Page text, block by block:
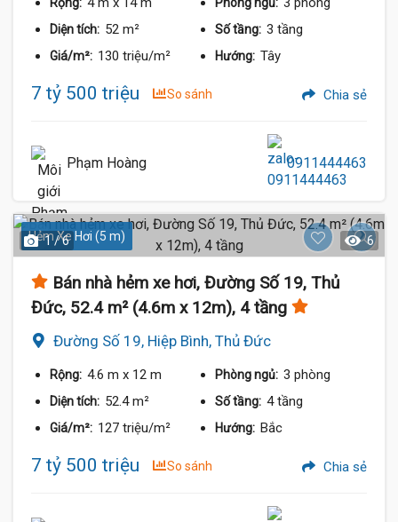
Diện tích: 52 m² Số tầng: 3 tầng
Giá/m²: 130 triệu/m² Hướng: Tây
7 tỷ 500 triệu So sánh Chia sẻ
Phạm Hoàng 0911444463
Hẻm Xe Hơi (5 m)
1 / 6 6
Bán nhà hẻm xe hơi, Đường Số 19, Thủ
Đức, 52.4 m² (4.6m x 12m), 4 tầng
Đường Số 19, Hiệp Bình, Thủ Đức
Rộng: 4.6 m x 12 m Phòng ngủ: 3 phòng
Diện tích: 52.4 m² Số tầng: 4 tầng
Giá/m²: 127 triệu/m² Hướng: Bắc
7 tỷ 500 triệu So sánh Chia sẻ